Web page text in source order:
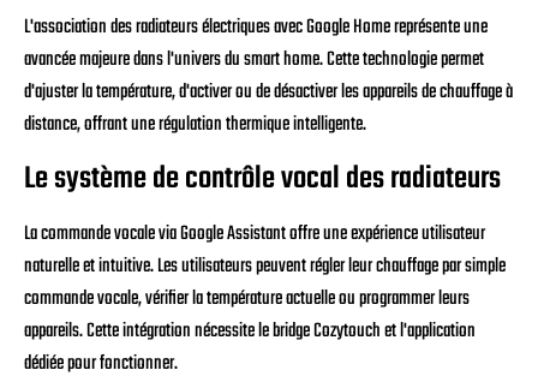
L'association des radiateurs électriques avec Google Home représente une
avancée majeure dans l'univers du smart home. Cette technologie permet
d'ajuster la température, d'activer ou de désactiver les appareils de chauffage à
distance, offrant une régulation thermique intelligente.
Le système de contrôle vocal des radiateurs
La commande vocale via Google Assistant offre une expérience utilisateur
naturelle et intuitive. Les utilisateurs peuvent régler leur chauffage par simple
commande vocale, vérifier la température actuelle ou programmer leurs
appareils. Cette intégration nécessite le bridge Cozytouch et l'application
dédiée pour fonctionner.